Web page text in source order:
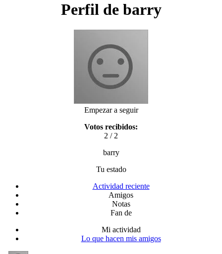
Perfil de barry
Empezar a seguir
Votos recibidos:
2 / 2
barry
Tu estado
Actividad reciente
Amigos
Notas
Fan de
Mi actividad
Lo que hacen mis amigos